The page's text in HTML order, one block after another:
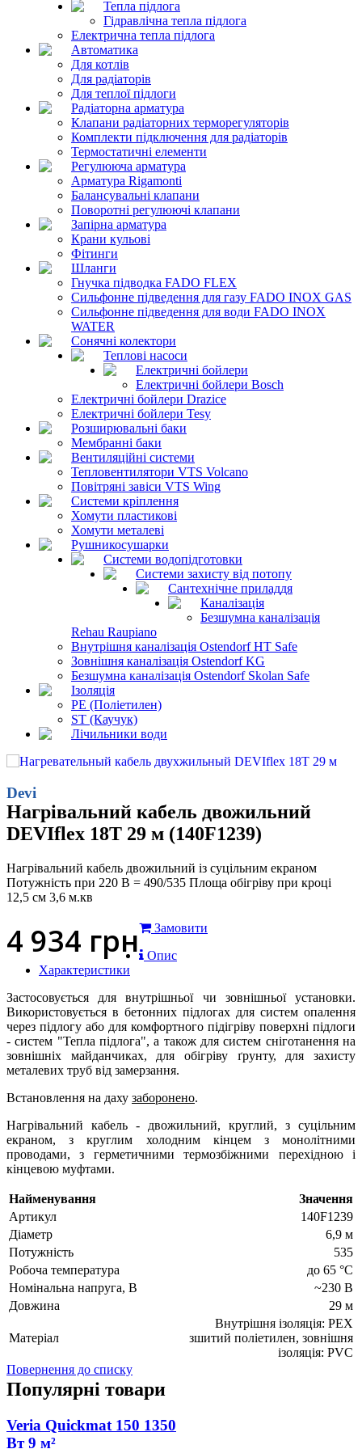
Тепла підлога
Гідравлічна тепла підлога
Електрична тепла підлога
Автоматика
Для котлів
Для радіаторів
Для теплої підлоги
Радіаторна арматура
Клапани радіаторних терморегуляторів
Комплекти підключення для радіаторів
Термостатичні елементи
Регулююча арматура
Арматура Rigamonti
Балансувальні клапани
Поворотні регулюючі клапани
Запірна арматура
Крани кульові
Фітинги
Шланги
Гнучка підводка FADO FLEX
Сильфонне підведення для газу FADO INOX GAS
Сильфонне підведення для води FADO INOX
WATER
Сонячні колектори
Теплові насоси
Електричні бойлери
Електричні бойлери Bosch
Електричні бойлери Drazice
Електричні бойлери Tesy
Розширювальні баки
Мембранні баки
Вентиляційні системи
Тепловентилятори VTS Volcano
Повітряні завіси VTS Wing
Системи кріплення
Хомути пластикові
Хомути металеві
Рушникосушарки
Системи водопідготовки
Системи захисту від потопу
Сантехнічне приладдя
Каналізація
Безшумна каналізація
Rehau Raupiano
Внутрішня каналізація Ostendorf HT Safe
Зовнішня каналізація Ostendorf KG
Безшумна каналізація Ostendorf Skolan Safe
Ізоляція
PE (Поліетилен)
ST (Каучук)
Лічильники води
Devi
Нагрівальний кабель двожильний
DEVIflex 18T 29 м (140F1239)
Нагрівальний кабель двожильний із суцільним екраном
Потужність при 220 В = 490/535 Площа обігріву при кроці
12,5 см 3,6 м.кв
4 934 грн
Замовити
Опис
Характеристики
Застосовується для внутрішньої чи зовнішньої установки.
Використовується в бетонних підлогах для систем опалення
через підлогу або для комфортного підігріву поверхні підлоги
- систем "Тепла підлога", а також для систем сніготанення на
зовнішніх майданчиках, для обігріву ґрунту, для захисту
металевих труб від замерзання.
Встановлення на даху заборонено.
Нагрівальний кабель - двожильний, круглий, з суцільним
екраном, з круглим холодним кінцем з монолітними
проводами, з герметичними термозбіжними перехідною і
кінцевою муфтами.
Найменування
Значення
Артикул
140F1239
Діаметр
6,9 м
Потужність
535
Робоча температура
до 65 °C
Номінальна напруга, В
~230 В
Довжина
29 м
Матеріал
Внутрішня ізоляція: РЕХ
зшитий поліетилен, зовнішня
ізоляція: PVC
Повернення до списку
Популярні товари
Veria Quickmat 150 1350
Вт 9 м²